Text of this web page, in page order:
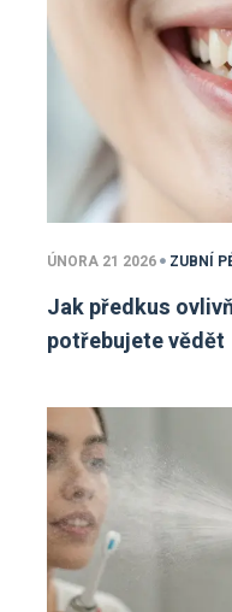
ÚNORA 21 2026 ZUBNÍ
Jak předkus
potřebujete vědět